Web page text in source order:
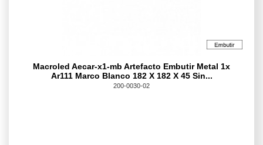
Macroled Aecar-x1-mb Artefacto Embutir Metal 1x
Ar111 Marco Blanco 182 X 182 X 45 Sin...
200-0030-02